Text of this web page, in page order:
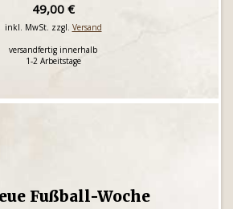
49,00 €
inkl. MwSt. zzgl. Versand
versandfertig innerhalb
1-2 Arbeitstage
Fußball-Woche